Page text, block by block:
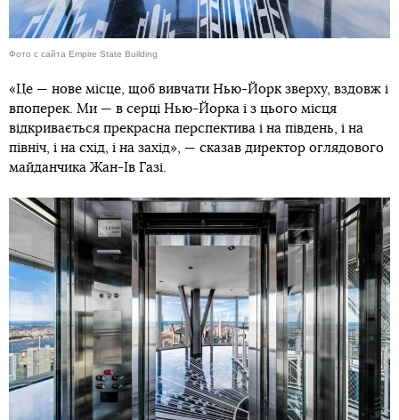
Фото с сайта Empire State Building
«Це — нове місце, щоб вивчати Нью-Йорк зверху, вздовж і
впоперек. Ми — в серці Нью-Йорка і з цього місця
відкривається прекрасна перспектива і на південь, і на
північ, і на схід, і на захід», — сказав директор оглядового
майданчика Жан-Ів Газі.